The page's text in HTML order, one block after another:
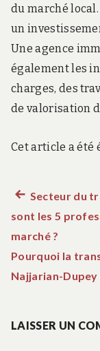
du marché
un
Une agence
également les
charges, des
de valorisation
Cet article a été
de
l’article
Article
précédent :
Secteur du
sont les 5
marché ?
Pourquoi la
Najjarian-
LAISSER UN